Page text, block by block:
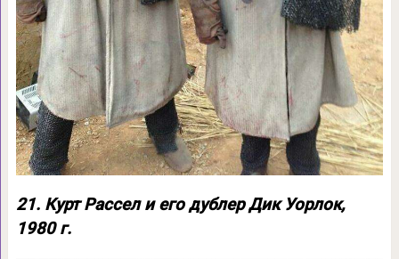
21. Курт Рассел и его дублер Дик Уорлок,
1980 г.